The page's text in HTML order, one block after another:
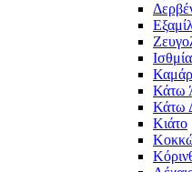
Ισθμία
Κάτω
Κάτω
Κιάτο